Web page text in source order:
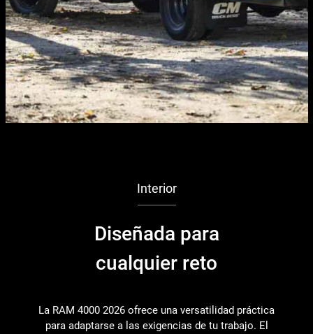
Interior
Diseñada para
cualquier reto
La RAM 4000 2026 ofrece una versatilidad práctica
para adaptarse a las exigencias de tu trabajo. El